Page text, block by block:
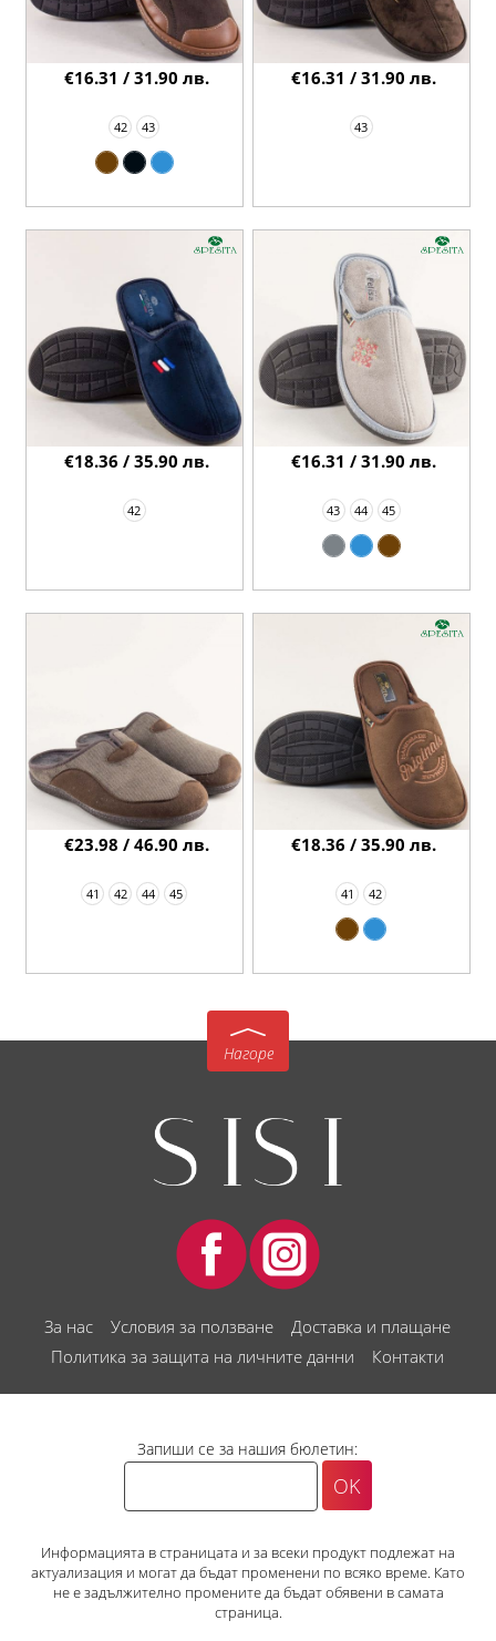
42 43
€16.31 / 31.90 лв.
43
€16.31 / 31.90 лв.
42
€18.36 / 35.90 лв.
43 44 45
€16.31 / 31.90 лв.
41 42 44 45
€23.98 / 46.90 лв.
41 42
€18.36 / 35.90 лв.
Нагоре
За нас Условия за ползване
Доставка и плащане
Политика за защита на личните данни
Контакти
Запиши се за нашия бюлетин:
Информацията в страницата и за всеки продукт подлежат на
актуализация и могат да бъдат променени по всяко време. Като
не е задължително промените да бъдат обявени в самата
страница.